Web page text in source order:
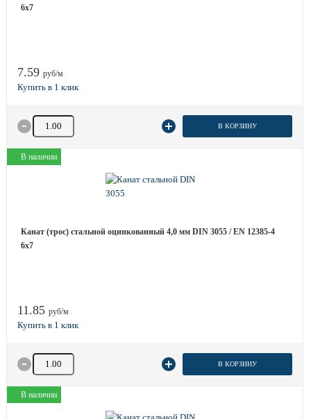
6x7
7.59 руб/м
Количество товара В КОРЗИНУ
В наличии
Канат (трос) стальной оцинкованный 4,0 мм DIN 3055 / EN 12385-4
6x7
11.85 руб/м
Количество товара В КОРЗИНУ
В наличии